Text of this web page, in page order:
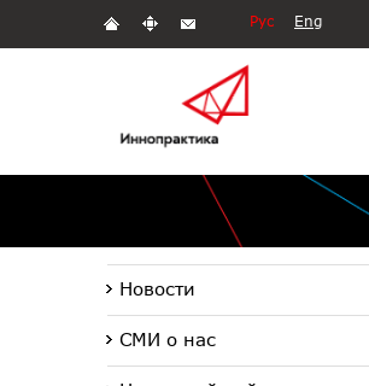
Рус Eng
Новости
СМИ о нас